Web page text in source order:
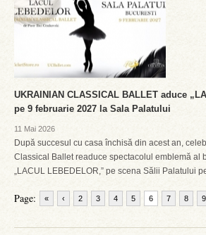
UKRAINIAN CLASSICAL BALLET aduce
pe 9 februarie 2027 la Sala Palatului
11 Mai 2026
După succesul cu casa închisă din acest an,
Classical Ballet readuce spectacolul emblemă al
„LACUL LEBEDELOR,” pe scena Sălii Palatului
Page: « ‹ 2 3 4 5 6 7 8 9